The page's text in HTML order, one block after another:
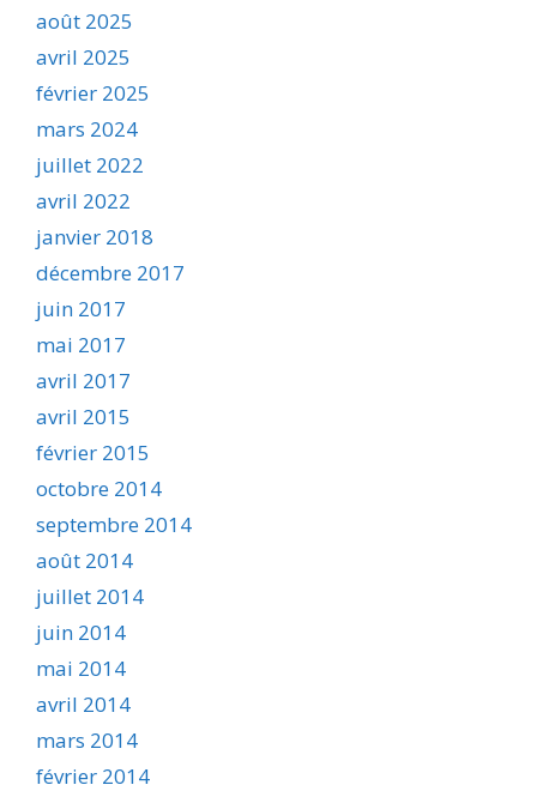
août 2025
avril 2025
février 2025
mars 2024
juillet 2022
avril 2022
janvier 2018
décembre 2017
juin 2017
mai 2017
avril 2017
avril 2015
février 2015
octobre 2014
septembre 2014
août 2014
juillet 2014
juin 2014
mai 2014
avril 2014
mars 2014
février 2014